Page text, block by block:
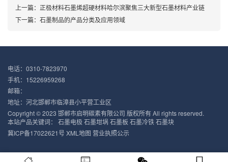
上一篇： 正极材料石墨烯超硬材料哈尔滨聚焦三大新型石墨材料产业链
下一篇： 石墨制品的产品分类及应用领域
电话：0310-7823970
手机：15226959268
邮箱：
地址：河北邯郸市临漳县小平营工业区
Copyright © 2023 邯郸市启明碳素有限公司 版权所有 All rights reserved.
本站产品关键词： 石墨电极 石墨坩埚 石墨板 石墨冷铁石墨块
冀ICP备17022621号 XML地图 营业执照公示